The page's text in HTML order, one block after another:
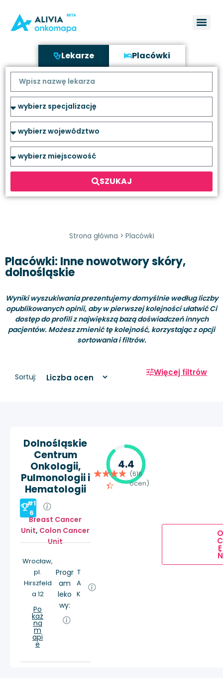
Lekarze Placówki
SZUKAJ
Strona główna > Placówki
Placówki: Inne nowotwory skóry,
dolnośląskie
Wyniki wyszukiwania prezentujemy domyślnie według liczby
opublikowanych opinii, aby w pierwszej kolejności ułatwić Ci
dostęp do profili z największą bazą doświadczeń innych
pacjentów. Możesz zmienić tę kolejność, korzystając z opcji
sortowania i filtrów.
Sortuj: Więcej filtrów
Dolnośląskie
Centrum
Onkologii,
Pulmonologii i
Hematologii
#1
6
Breast Cancer
Unit, Colon Cancer
Unit
Wrocław,
pl.
Hirszfeld
a 12
Po
każ
na
m
api
e
Progr
am
leko
wy:
T
A
K
4.4
(616
ocen)
O
C
E
Ń